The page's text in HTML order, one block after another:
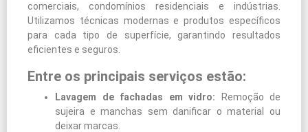
comerciais, condomínios residenciais e indústrias.
Utilizamos técnicas modernas e produtos específicos
para cada tipo de superfície, garantindo resultados
eficientes e seguros.
Entre os principais serviços estão:
Lavagem de fachadas em vidro: Remoção de
sujeira e manchas sem danificar o material ou
deixar marcas.